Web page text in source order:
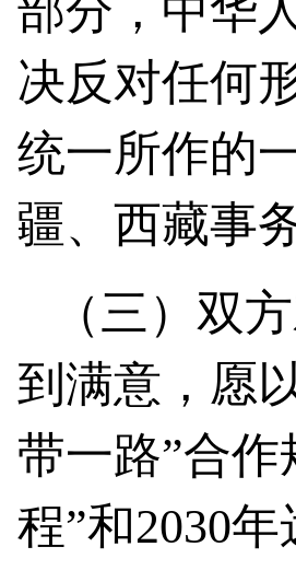
部分，中华
决反对任何
统一所作的
疆、西藏事
（三）双
到满意，愿
带一路”合
程”和2030